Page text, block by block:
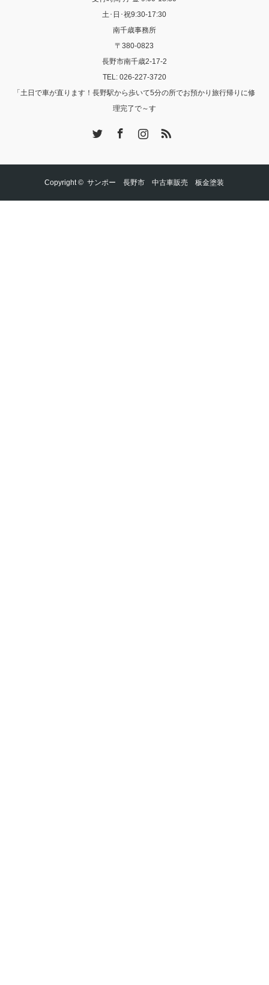
土･日･祝9:30-17:30
南千歳事務所
〒380-0823
長野市南千歳2-17-2
TEL: 026-227-3720
「土日で車が直ります！長野駅から歩いて5分の所でお預かり旅行帰りに修
理完了で～す
Copyright ©サンポー 長野市 中古車販売 板金塗装